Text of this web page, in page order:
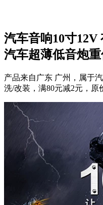
汽车音响10寸
汽车超薄低音炮
产品来自广东 广州，属于
洗/改装，满80元减2元，原